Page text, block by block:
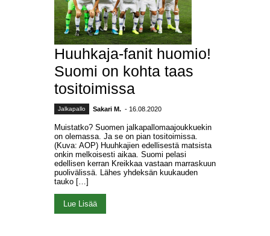
Huuhkaja-fanit huomio!
Suomi on kohta taas
tositoimissa
Jalkapallo Sakari M. - 16.08.2020
Muistatko? Suomen jalkapallomaajoukkuekin
on olemassa. Ja se on pian tositoimissa.
(Kuva: AOP) Huuhkajien edellisestä matsista
onkin melkoisesti aikaa. Suomi pelasi
edellisen kerran Kreikkaa vastaan marraskuun
puolivälissä. Lähes yhdeksän kuukauden
tauko […]
Lue Lisää